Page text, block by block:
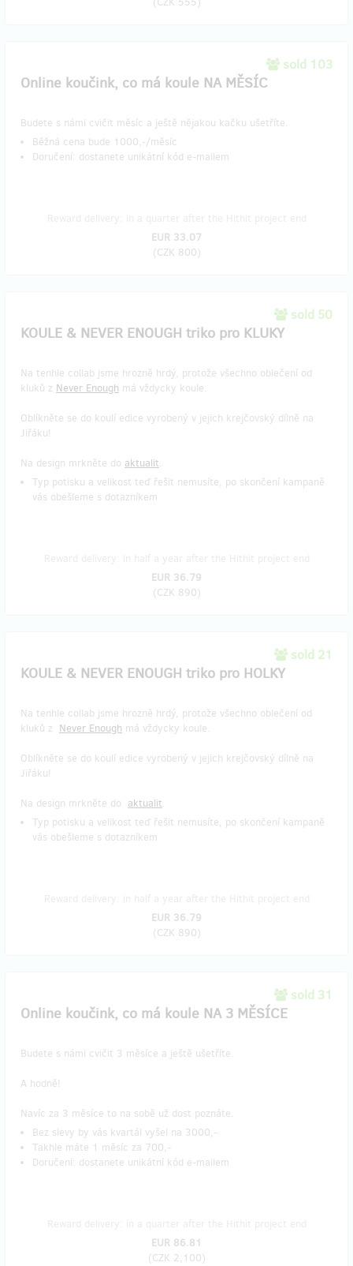
sold 103
Online koučink, co má koule NA MĚSÍC
Budete s námi cvičit měsíc a ještě nějakou kačku ušetříte.
Běžná cena bude 1000,-/měsíc
Doručení: dostanete unikátní kód e-mailem
EUR 33.07
(CZK 800)
sold 50
KOULE & NEVER ENOUGH triko pro KLUKY
Na tenhle collab jsme hrozně hrdý, protože všechno oblečení od
kluků z Never Enough má vždycky koule.
Oblíkněte se do koulí edice vyrobený v jejich krejčovský dílně na
Jiřáku!
Na design mrkněte do aktualit.
Typ potisku a velikost teď řešit nemusíte, po skončení kampaně
vás obešleme s dotazníkem
EUR 36.79
(CZK 890)
sold 21
KOULE & NEVER ENOUGH triko pro HOLKY
Na tenhle collab jsme hrozně hrdý, protože všechno oblečení od
kluků z Never Enough má vždycky koule.
Oblíkněte se do koulí edice vyrobený v jejich krejčovský dílně na
Jiřáku!
Na design mrkněte do aktualit.
Typ potisku a velikost teď řešit nemusíte, po skončení kampaně
vás obešleme s dotazníkem
EUR 36.79
(CZK 890)
sold 31
Online koučink, co má koule NA 3 MĚSÍCE
Budete s námi cvičit 3 měsíce a ještě ušetříte.
A hodně!
Navíc za 3 měsíce to na sobě už dost poznáte. ​
Bez slevy by vás kvartál vyšel na 3000,-
Takhle máte 1 měsíc za 700,-
Doručení: dostanete unikátní kód e-mailem
EUR 86.81
(CZK 2,100)